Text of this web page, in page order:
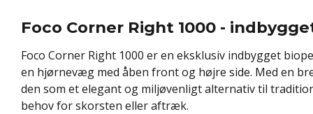
Foco Corner Right 1000 -
Foco Corner Right 1000 er en eksklusiv indbygget
en hjørnevæg med åben front og højre side. Med en
den som et elegant og miljøvenligt alternativ til
behov for skorsten eller aftræk.